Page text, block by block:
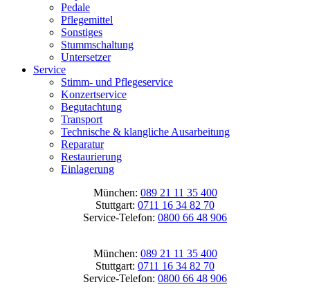
Pedale
Pflegemittel
Sonstiges
Stummschaltung
Untersetzer
Service
Stimm- und Pflegeservice
Konzertservice
Begutachtung
Transport
Technische & klangliche Ausarbeitung
Reparatur
Restaurierung
Einlagerung
München: 089 21 11 35 400
Stuttgart: 0711 16 34 82 70
Service-Telefon: 0800 66 48 906
München: 089 21 11 35 400
Stuttgart: 0711 16 34 82 70
Service-Telefon: 0800 66 48 906